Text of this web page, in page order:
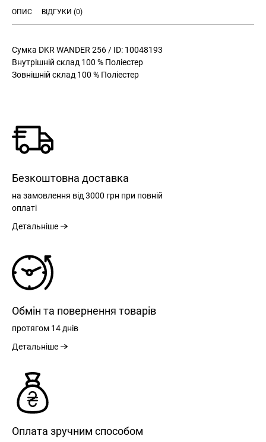
ОПИС ВІДГУКИ (0)
Сумка DKR WANDER 256 / ID: 10048193
Внутрішній склад 100 % Поліестер
Зовнішній склад 100 % Поліестер
Безкоштовна доставка
на замовлення від 3000 грн при повній
оплаті
Детальніше
Обмін та повернення товарів
протягом 14 днів
Детальніше
Оплата зручним способом